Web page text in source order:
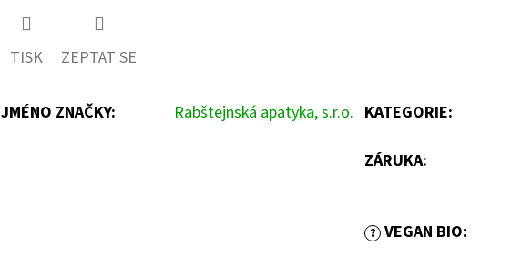
TISK ZEPTAT SE
JMÉNO ZNAČKY: Rabštejnská apatyka, s.r.o. KATEGORIE:
ZÁRUKA:
? VEGAN BIO: